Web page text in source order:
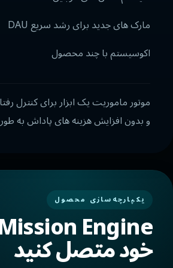
مارک های جدید برای رشد سریع DAU
اکوسیستم با چند محصول
و بدون افزایش هزینه های پاداش به
یکپارچه‌سازی محصول
خود متصل کنید